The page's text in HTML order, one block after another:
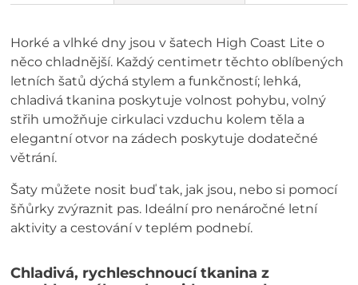
Horké a vlhké dny jsou v šatech High Coast Lite o
něco chladnější. Každý centimetr těchto oblíbených
letních šatů dýchá stylem a funkčností; lehká,
chladivá tkanina poskytuje volnost pohybu, volný
střih umožňuje cirkulaci vzduchu kolem těla a
elegantní otvor na zádech poskytuje dodatečné
větrání.
Šaty můžete nosit buď tak, jak jsou, nebo si pomocí
šňůrky zvýraznit pas. Ideální pro nenáročné letní
aktivity a cestování v teplém podnebí.
Chladivá, rychleschnoucí tkanina z